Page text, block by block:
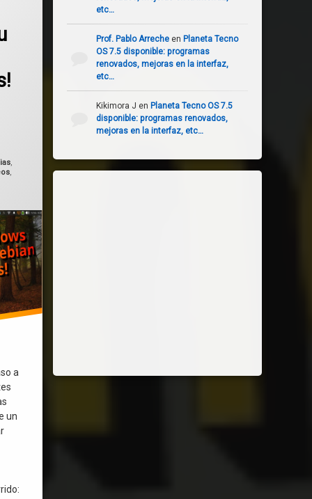
en la interfaz, etc…
,
,
a
un
etc…
Prof. Pablo Arrecheen Planeta Tecno
OS 7.5 disponible: programas
renovados, mejoras en la interfaz,
etc…
Kikimora J en Planeta Tecno OS 7.5
disponible: programas renovados,
mejoras en la interfaz, etc…